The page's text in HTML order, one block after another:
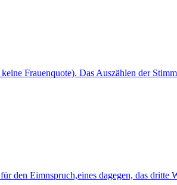
Frauenquote). Das Auszählen der
den Eimnspruch,eines dagegen, das